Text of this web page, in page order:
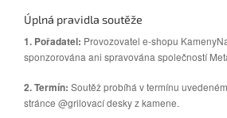
Úplná pravidla soutěže
1. Pořadatel: Provozovatel e-shopu
sponzorována ani spravována společností
2. Termín: Soutěž probíhá v termínu
stránce @grilovací desky z kamene.